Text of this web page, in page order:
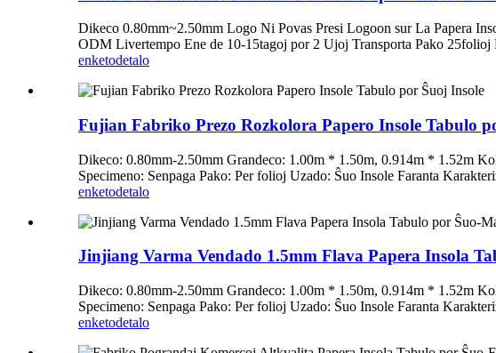
Dikeco 0.80mm~2.50mm Logo Ni Povas Presi Logoon sur La Papera
ODM Livertempo Ene de 10-15tagoj por 2 Ujoj Transporta Pako 25folioj
enketodetalo
Fujian Fabriko Prezo Rozkolora Papero Insole Tabulo
Dikeco: 0.80mm-2.50mm Grandeco: 1.00m * 1.50m, 0.914m * 1.52m
Specimeno: Senpaga Pako: Per folioj Uzado: Ŝuo Insole Faranta
enketodetalo
Jinjiang Varma Vendado 1.5mm Flava Papera Insola
Dikeco: 0.80mm-2.50mm Grandeco: 1.00m * 1.50m, 0.914m * 1.52m
Specimeno: Senpaga Pako: Per folioj Uzado: Ŝuo Insole Faranta
enketodetalo